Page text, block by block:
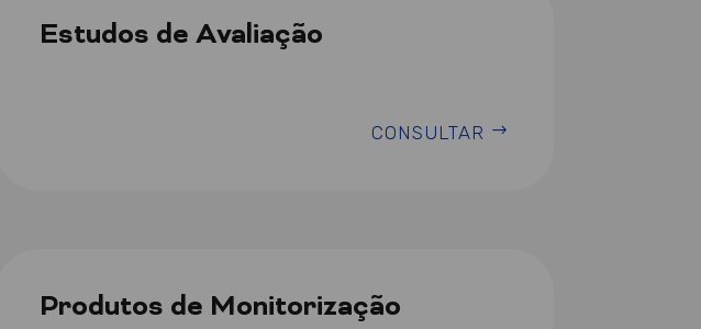
Estudos de Avaliação
CONSULTAR
Produtos de Monitorização